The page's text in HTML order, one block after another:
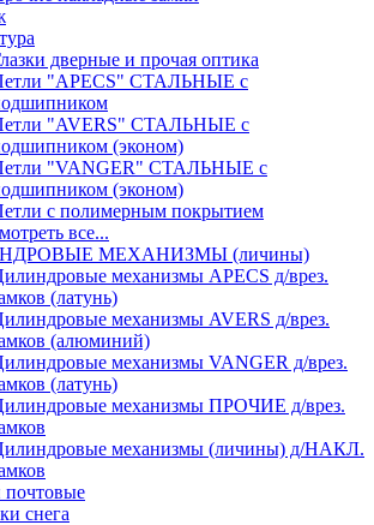
дверные и прочая оптика
"APECS" СТАЛЬНЫЕ с
"AVERS" СТАЛЬНЫЕ с
(эконом)
"VANGER" СТАЛЬНЫЕ с
(эконом)
с полимерным покрытием
все...
МЕХАНИЗМЫ (личины)
механизмы APECS д/врез.
(латунь)
механизмы AVERS д/врез.
(алюминий)
механизмы VANGER д/врез.
(латунь)
механизмы ПРОЧИЕ д/врез.
механизмы (личины) д/НАКЛ.
снега